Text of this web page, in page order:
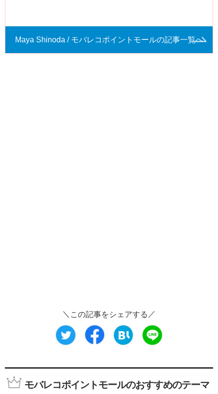
Maya Shinoda / モバレコポイントモールの記事一覧へ
この記事をシェアする
モバレコポイントモールのおすすめのテーマ